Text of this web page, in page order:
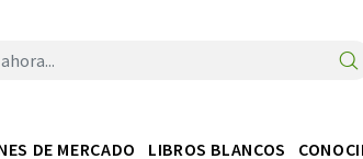
DE MERCADO LIBROS BLANCOS